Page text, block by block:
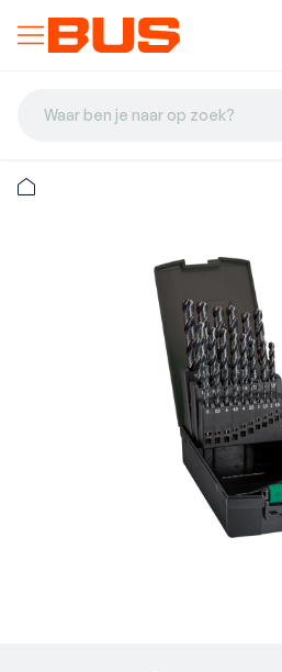
Waar ben je naar op zoek?